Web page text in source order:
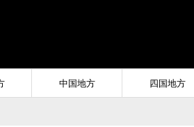
中国地方 四国地方